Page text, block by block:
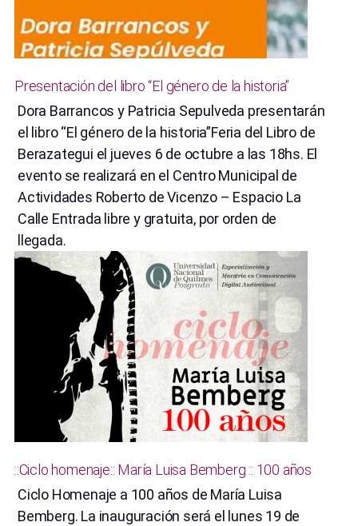
Presentación del libro “El género de la historia”
Dora Barrancos y Patricia Sepulveda presentarán
el libro “El género de la historia”Feria del Libro de
Berazategui el jueves 6 de octubre a las 18hs. El
evento se realizará en el Centro Municipal de
Actividades Roberto de Vicenzo – Espacio La
Calle Entrada libre y gratuita, por orden de
llegada.
::Ciclo homenaje:: María Luisa Bemberg :: 100 años
Ciclo Homenaje a 100 años de María Luisa
Bemberg. La inauguración será el lunes 19 de